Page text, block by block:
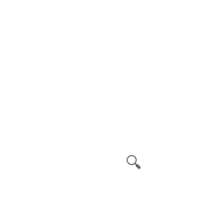
🔍